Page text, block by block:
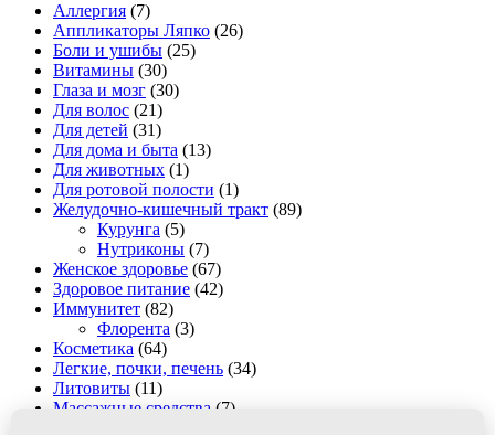
Аллергия (7)
Аппликаторы Ляпко (26)
Боли и ушибы (25)
Витамины (30)
Глаза и мозг (30)
Для волос (21)
Для детей (31)
Для дома и быта (13)
Для животных (1)
Для ротовой полости (1)
Желудочно-кишечный тракт (89)
Курунга (5)
Нутриконы (7)
Женское здоровье (67)
Здоровое питание (42)
Иммунитет (82)
Флорента (3)
Косметика (64)
Легкие, почки, печень (34)
Литовиты (11)
Массажные средства (7)